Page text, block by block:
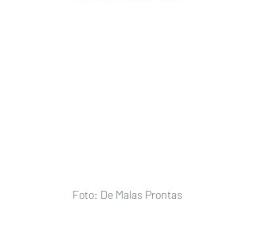
Foto: De Malas Prontas